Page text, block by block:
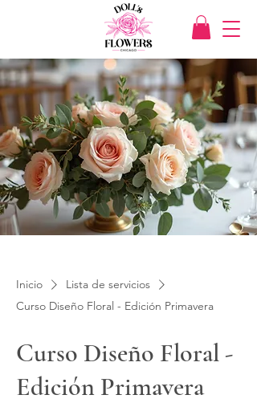
Inicio
Lista de servicios
Curso Diseño Floral - Edición Primavera
Curso Diseño Floral -
Edición Primavera